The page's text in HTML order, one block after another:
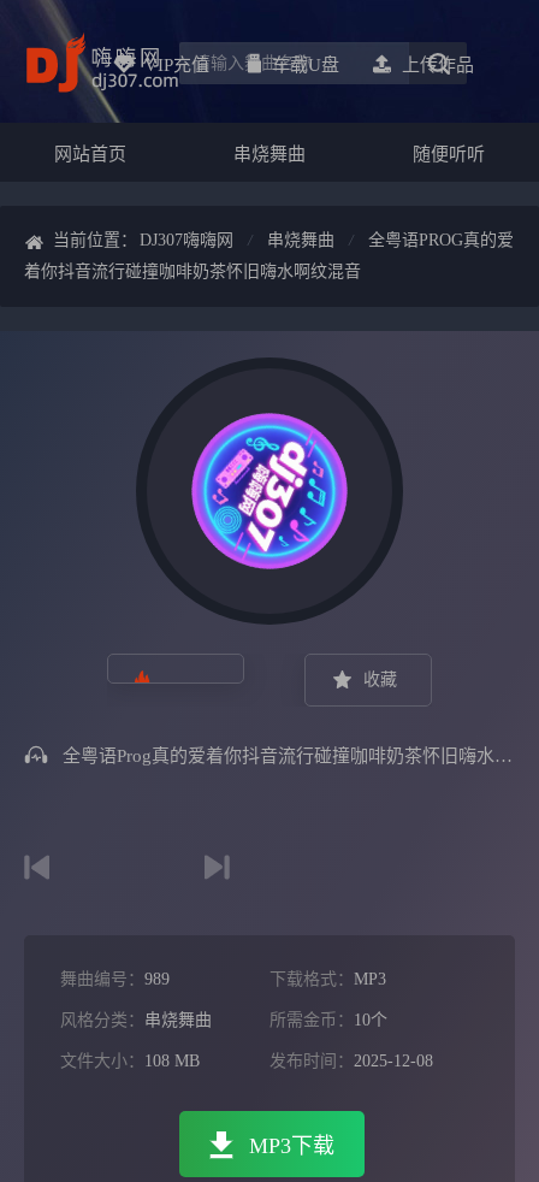
VIP充值 车载u盘 上传作品
网站首页 串烧舞曲 随便听听
当前位置： DJ307嗨嗨网 串烧舞曲
全粤语PROG真的爱
着你抖音流行碰撞咖啡奶茶怀旧嗨水啊纹混音
收藏
全粤语Prog真的爱着你抖音流行碰撞咖啡奶茶怀旧嗨水啊纹混音
舞曲编号： 989 下载格式： MP3
风格分类： 串烧舞曲 所需金币： 10个
文件大小： 108 MB 发布时间： 2025-12-08
MP3下载